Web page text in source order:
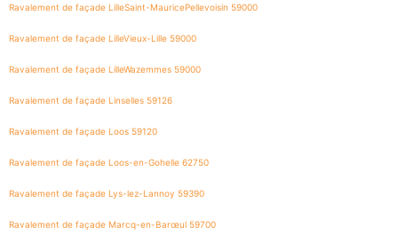
Ravalement de façade LilleSaint-MauricePellevoisin 59000
Ravalement de façade LilleVieux-Lille 59000
Ravalement de façade LilleWazemmes 59000
Ravalement de façade Linselles 59126
Ravalement de façade Loos 59120
Ravalement de façade Loos-en-Gohelle 62750
Ravalement de façade Lys-lez-Lannoy 59390
Ravalement de façade Marcq-en-Barœul 59700